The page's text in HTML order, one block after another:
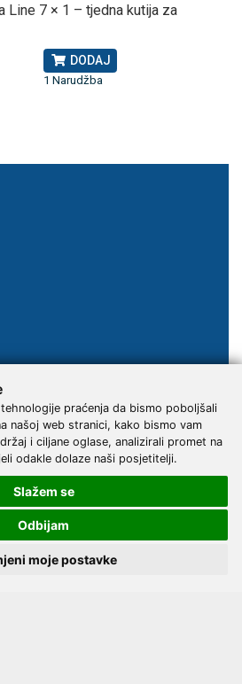
praćenja da bismo poboljšali
našoj web stranici, kako bismo vam
i ciljane oglase, analizirali promet na
odakle dolaze naši posjetitelji.
Slažem se
Odbijam
moje postavke
Line 7 × 1 – tjedna kutija za
DODAJ
1 Narudžba